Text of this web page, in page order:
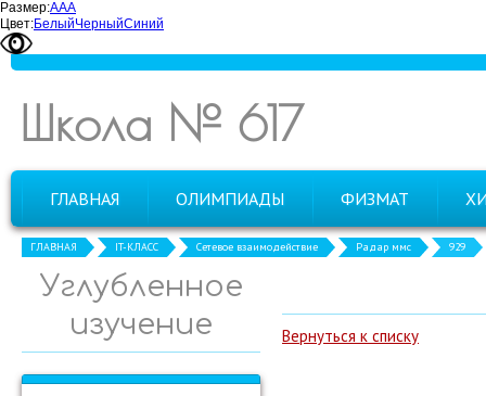
Размер:ААА
Цвет:БелыйЧерныйСиний
Школа № 617
ГЛАВНАЯ ОЛИМПИАДЫ ФИЗМАТ
ГЛАВНАЯ IT-КЛАСС Сетевое взаимодействие Радар ммс 929
Углубленное
изучение
Вернуться к списку